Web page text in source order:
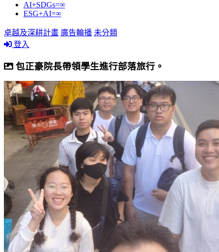
AI+SDGs=∞
ESG+AI=∞
卓越及深耕計畫 廣告輪播 未分類
登入
包正豪院長帶領學生進行部落旅行。